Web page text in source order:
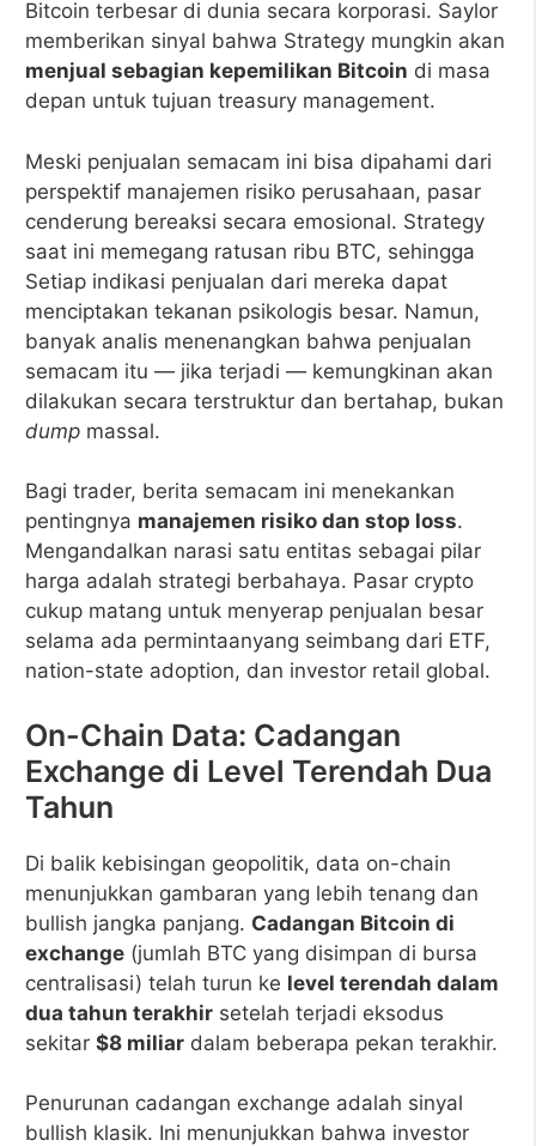
Bitcoin terbesar di dunia secara korporasi. Saylor
memberikan sinyal bahwa Strategy mungkin akan
menjual sebagian kepemilikan Bitcoin di masa
depan untuk tujuan treasury management.
Meski penjualan semacam ini bisa dipahami dari
perspektif manajemen risiko perusahaan, pasar
cenderung bereaksi secara emosional. Strategy
saat ini memegang ratusan ribu BTC, sehingga
Setiap indikasi penjualan dari mereka dapat
menciptakan tekanan psikologis besar. Namun,
banyak analis menenangkan bahwa penjualan
semacam itu — jika terjadi — kemungkinan akan
dilakukan secara terstruktur dan bertahap, bukan
dump massal.
Bagi trader, berita semacam ini menekankan
pentingnya manajemen risiko dan stop loss.
Mengandalkan narasi satu entitas sebagai pilar
harga adalah strategi berbahaya. Pasar crypto
cukup matang untuk menyerap penjualan besar
selama ada permintaanyang seimbang dari ETF,
nation-state adoption, dan investor retail global.
On-Chain Data: Cadangan
Exchange di Level Terendah Dua
Tahun
Di balik kebisingan geopolitik, data on-chain
menunjukkan gambaran yang lebih tenang dan
bullish jangka panjang. Cadangan Bitcoin di
exchange (jumlah BTC yang disimpan di bursa
centralisasi) telah turun ke level terendah dalam
dua tahun terakhir setelah terjadi eksodus
sekitar $8 miliar dalam beberapa pekan terakhir.
Penurunan cadangan exchange adalah sinyal
bullish klasik. Ini menunjukkan bahwa investor